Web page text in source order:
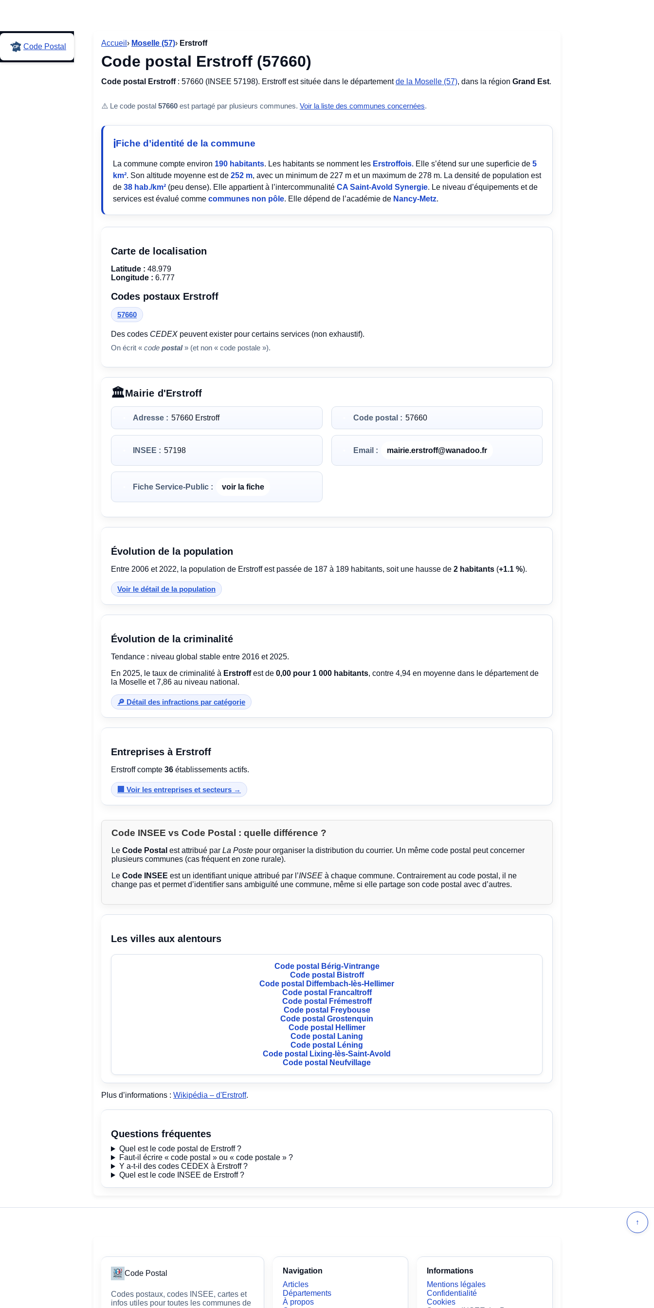
Code Postal Accueil › Moselle (57)› Erstroff
Code postal Erstroff (57660)
Code postal Erstroff: 57660 (INSEE 57198). Erstroff est située dans le départementde la Moselle (57), dans la région Grand Est.
⚠️ Le code postal 57660 est partagé par plusieurs communes. Voir la liste des communes concernées.
Fiche d’identité de la commune
La commune compte environ 190 habitants. Les habitants se nomment les Erstroffois. Elle s’étend sur une superficie de 5
km². Son altitude moyenne est de 252 m, avec un minimum de 227 m et un maximum de 278 m. La densité de population est
de 38 hab./km² (peu dense). Elle appartient à l’intercommunalité CA Saint-Avold Synergie. Le niveau d’équipements et de
services est évalué comme communes non pôle. Elle dépend de l’académie de Nancy-Metz.
Carte de localisation
Latitude : 48.979
Longitude : 6.777
Codes postaux Erstroff
57660
Des codes CEDEX peuvent exister pour certains services (non exhaustif).
On écrit « code postal» (et non « code postale »).
Mairie d'Erstroff
Adresse : 57660 Erstroff Code postal : 57660
INSEE : 57198 Email : mairie.erstroff@wanadoo.fr
Fiche Service-Public : voir la fiche
Évolution de la population
Entre 2006 et 2022, la population de Erstroff est passée de 187 à 189 habitants, soit une hausse de 2 habitants (+1.1 %).
Voir le détail de la population
Évolution de la criminalité
Tendance : niveau global stable entre 2016 et 2025.
En 2025, le taux de criminalité à Erstroffest de 0,00 pour 1 000 habitants, contre 4,94 en moyenne dans le département de
la Moselle et 7,86 au niveau national.
🔎 Détail des infractions par catégorie
Entreprises à Erstroff
Erstroff compte 36 établissements actifs.
🏢 Voir les entreprises et secteurs →
Code INSEE vs Code Postal : quelle différence ?
Le Code Postal est attribué par La Poste pour organiser la distribution du courrier. Un même code postal peut concerner
plusieurs communes (cas fréquent en zone rurale).
Le Code INSEE est un identifiant unique attribué par l’INSEE à chaque commune. Contrairement au code postal, il ne
change pas et permet d’identifier sans ambiguïté une commune, même si elle partage son code postal avec d’autres.
Les villes aux alentours
Code postal Bérig-Vintrange
Code postal Bistroff
Code postal Diffembach-lès-Hellimer
Code postal Francaltroff
Code postal Frémestroff
Code postal Freybouse
Code postal Grostenquin
Code postal Hellimer
Code postal Laning
Code postal Léning
Code postal Lixing-lès-Saint-Avold
Code postal Neufvillage
Plus d’informations : Wikipédia – d'Erstroff.
Questions fréquentes
Quel est le code postal de Erstroff ?
Faut-il écrire « code postal » ou « code postale » ?
Y a-t-il des codes CEDEX à Erstroff ?
Quel est le code INSEE de Erstroff ?
↑
Code Postal
Codes postaux, codes INSEE, cartes et
infos utiles pour toutes les communes de
Navigation
Articles
Départements
À propos
Informations
Mentions légales
Confidentialité
Cookies